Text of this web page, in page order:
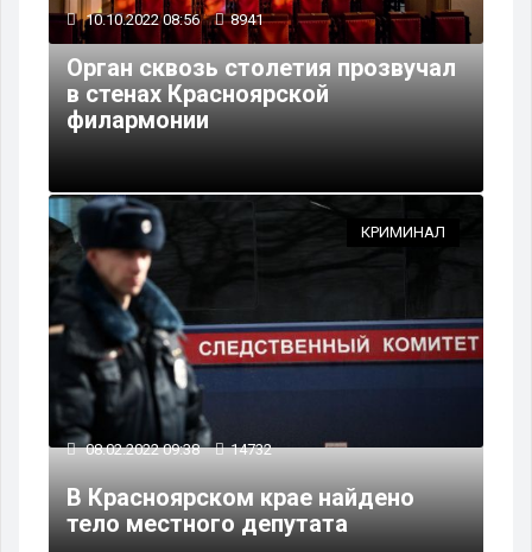
10.10.2022 08:56 8941
Орган сквозь столетия прозвучал
в стенах Красноярской
филармонии
КРИМИНАЛ
08.02.2022 09:38 14732
В Красноярском крае найдено
тело местного депутата